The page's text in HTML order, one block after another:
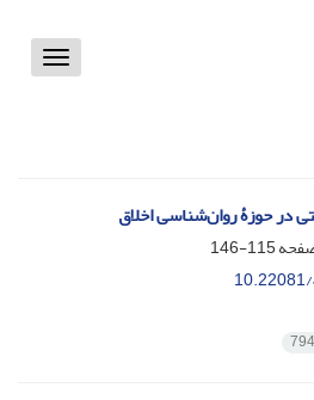
Toggle
در حوزۀ روان‌شناسی اخلاق
115-146